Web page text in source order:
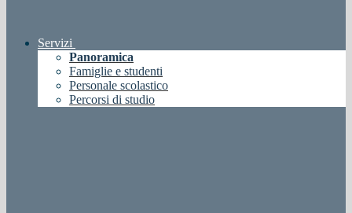
Servizi
Panoramica
Famiglie e studenti
Personale scolastico
Percorsi di studio